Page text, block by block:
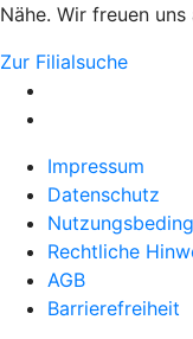
Nähe. Wir freuen uns
Zur Filialsuche
Impressum
Datenschutz
Rechtliche
AGB
Barrierefreiheit